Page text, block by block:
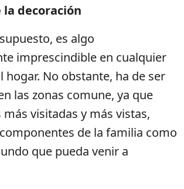
decoración
es algo
imprescindible en cualquier
hogar. No obstante, ha de ser
las zonas comune, ya que
más visitadas y más vistas,
de la familia como
que pueda venir a